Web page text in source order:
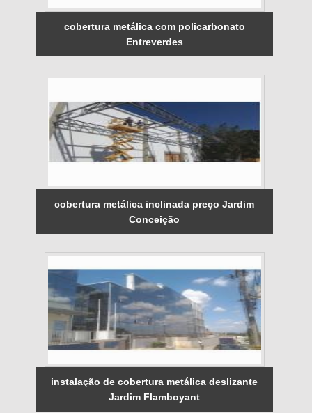
cobertura metálica com policarbonato
Entreverdes
cobertura metálica inclinada preço Jardim
Conceição
instalação de cobertura metálica deslizante
Jardim Flamboyant